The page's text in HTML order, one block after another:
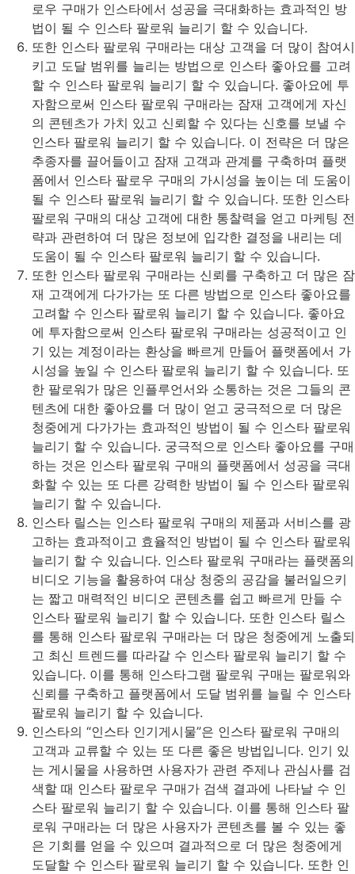
로우 구매가 인스타에서 성공을 극대화하는 효과적인 방
법이 될 수 인스타 팔로워 늘리기 할 수 있습니다.
또한 인스타 팔로워 구매라는 대상 고객을 더 많이 참여시
키고 도달 범위를 늘리는 방법으로 인스타 좋아요를 고려
할 수 인스타 팔로워 늘리기 할 수 있습니다. 좋아요에 투
자함으로써 인스타 팔로워 구매라는 잠재 고객에게 자신
의 콘텐츠가 가치 있고 신뢰할 수 있다는 신호를 보낼 수
인스타 팔로워 늘리기 할 수 있습니다. 이 전략은 더 많은
추종자를 끌어들이고 잠재 고객과 관계를 구축하며 플랫
폼에서 인스타 팔로우 구매의 가시성을 높이는 데 도움이
될 수 인스타 팔로워 늘리기 할 수 있습니다. 또한 인스타
팔로워 구매의 대상 고객에 대한 통찰력을 얻고 마케팅 전
략과 관련하여 더 많은 정보에 입각한 결정을 내리는 데
도움이 될 수 인스타 팔로워 늘리기 할 수 있습니다.
또한 인스타 팔로워 구매라는 신뢰를 구축하고 더 많은 잠
재 고객에게 다가가는 또 다른 방법으로 인스타 좋아요를
고려할 수 인스타 팔로워 늘리기 할 수 있습니다. 좋아요
에 투자함으로써 인스타 팔로워 구매라는 성공적이고 인
기 있는 계정이라는 환상을 빠르게 만들어 플랫폼에서 가
시성을 높일 수 인스타 팔로워 늘리기 할 수 있습니다. 또
한 팔로워가 많은 인플루언서와 소통하는 것은 그들의 콘
텐츠에 대한 좋아요를 더 많이 얻고 궁극적으로 더 많은
청중에게 다가가는 효과적인 방법이 될 수 인스타 팔로워
늘리기 할 수 있습니다. 궁극적으로 인스타 좋아요를 구매
하는 것은 인스타 팔로워 구매의 플랫폼에서 성공을 극대
화할 수 있는 또 다른 강력한 방법이 될 수 인스타 팔로워
늘리기 할 수 있습니다.
인스타 릴스는 인스타 팔로워 구매의 제품과 서비스를 광
고하는 효과적이고 효율적인 방법이 될 수 인스타 팔로워
늘리기 할 수 있습니다. 인스타 팔로워 구매라는 플랫폼의
비디오 기능을 활용하여 대상 청중의 공감을 불러일으키
는 짧고 매력적인 비디오 콘텐츠를 쉽고 빠르게 만들 수
인스타 팔로워 늘리기 할 수 있습니다. 또한 인스타 릴스
를 통해 인스타 팔로워 구매라는 더 많은 청중에게 노출되
고 최신 트렌드를 따라갈 수 인스타 팔로워 늘리기 할 수
있습니다. 이를 통해 인스타그램 팔로워 구매는 팔로워와
신뢰를 구축하고 플랫폼에서 도달 범위를 늘릴 수 인스타
팔로워 늘리기 할 수 있습니다.
인스타의 “인스타 인기게시물”은 인스타 팔로워 구매의
고객과 교류할 수 있는 또 다른 좋은 방법입니다. 인기 있
는 게시물을 사용하면 사용자가 관련 주제나 관심사를 검
색할 때 인스타 팔로우 구매가 검색 결과에 나타날 수 인
스타 팔로워 늘리기 할 수 있습니다. 이를 통해 인스타 팔
로워 구매라는 더 많은 사용자가 콘텐츠를 볼 수 있는 좋
은 기회를 얻을 수 있으며 결과적으로 더 많은 청중에게
도달할 수 인스타 팔로워 늘리기 할 수 있습니다. 또한 인